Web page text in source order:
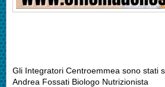
Gli Integratori Centroemmea sono stati
Andrea Fossati Biologo Nutrizionista